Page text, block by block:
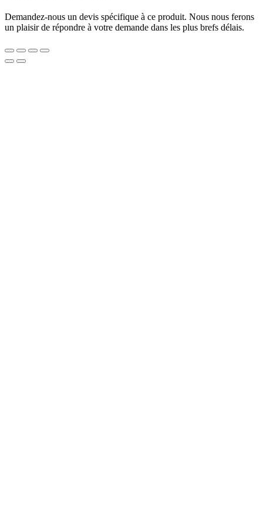
Demandez-nous un devis spécifique à ce produit. Nous nous ferons
un plaisir de répondre à votre demande dans les plus brefs délais.